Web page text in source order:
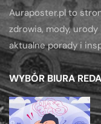
Auraposter.pl to
zdrowia, mody,
aktualne porady i
WYBÓR BIURA